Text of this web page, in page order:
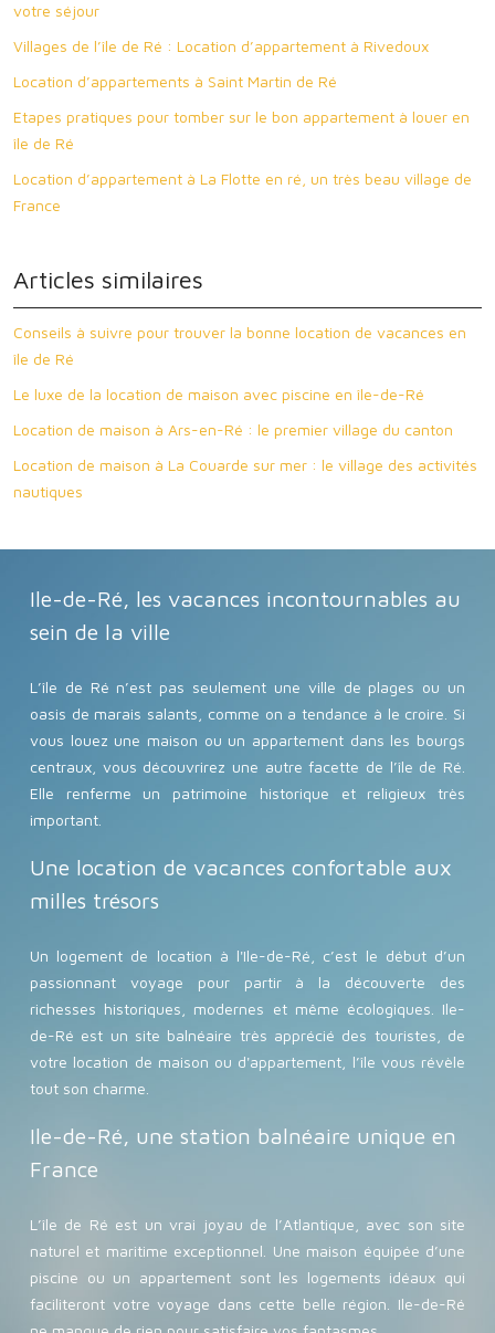
votre séjour
Villages de l’île de Ré : Location d’appartement à Rivedoux
Location d’appartements à Saint Martin de Ré
Etapes pratiques pour tomber sur le bon appartement à louer en
île de Ré
Location d’appartement à La Flotte en ré, un très beau village de
France
Articles similaires
Conseils à suivre pour trouver la bonne location de vacances en
île de Ré
Le luxe de la location de maison avec piscine en île-de-Ré
Location de maison à Ars-en-Ré : le premier village du canton
Location de maison à La Couarde sur mer : le village des activités
nautiques
Ile-de-Ré, les vacances incontournables au
sein de la ville
L’île de Ré n’est pas seulement une ville de plages ou un
oasis de marais salants, comme on a tendance à le croire. Si
vous louez une maison ou un appartement dans les bourgs
centraux, vous découvrirez une autre facette de l’île de Ré.
Elle renferme un patrimoine historique et religieux très
important.
Une location de vacances confortable aux
milles trésors
Un logement de location à l'Ile-de-Ré, c’est le début d’un
passionnant voyage pour partir à la découverte des
richesses historiques, modernes et même écologiques. Ile-
de-Ré est un site balnéaire très apprécié des touristes, de
votre location de maison ou d'appartement, l’île vous révèle
tout son charme.
Ile-de-Ré, une station balnéaire unique en
France
L’île de Ré est un vrai joyau de l’Atlantique, avec son site
naturel et maritime exceptionnel. Une maison équipée d’une
piscine ou un appartement sont les logements idéaux qui
faciliteront votre voyage dans cette belle région. Ile-de-Ré